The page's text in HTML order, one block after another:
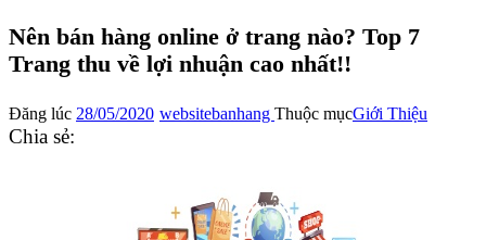
Nên bán hàng online ở trang nào? Top 7
Trang thu về lợi nhuận cao nhất!!
Đăng lúc 28/05/2020 websitebanhang Thuộc mụcGiới Thiệu
Chia sẻ: